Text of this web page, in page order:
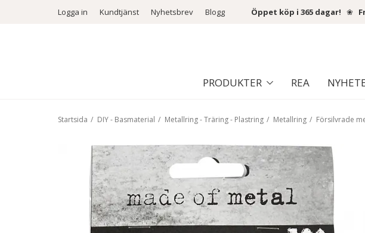
Logga in Kundtjänst Nyhetsbrev Blogg Öppet köp i 365 dagar! ❀
PRODUKTER REA
Startsida / DIY - Basmaterial / Metallring - Träring - Plastring / Metallring / Försilvrade